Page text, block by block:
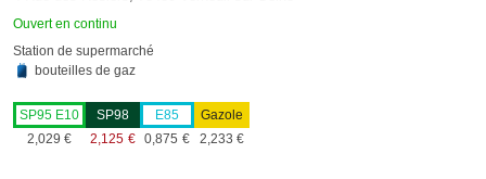
Ouvert en continu
Station de supermarché
bouteilles de gaz
SP95 E10
2,029 €
SP98
2,125 €
E85
0,875 €
Gazole
2,233 €